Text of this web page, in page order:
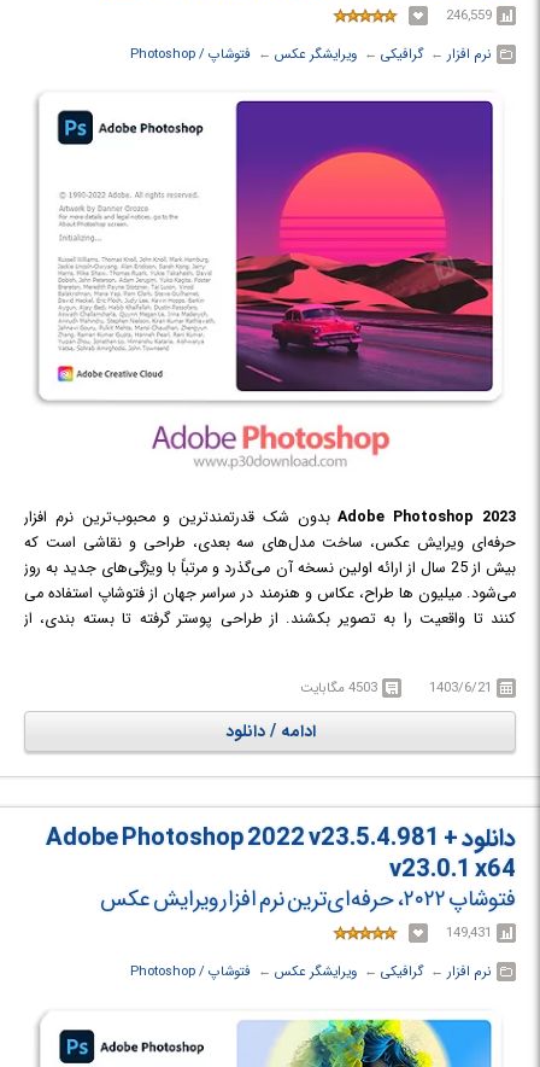
246,559
نرم افزار ← ‏گرافیکی ← ‏ ویرایشگر عکس ← ‏ فتوشاپ / Photoshop
Adobe Photoshop 2023
بدون شک قدرتمندترین و محبوب‌ترین نرم افزار
حرفه‌ای ویرایش عکس، ساخت مدل‌های سه بعدی، طراحی و نقاشی است که
بیش از 25 سال از ارائه اولین نسخه آن می‌گذرد و مرتباً با ویژگی‌های جدید به روز
می‌شود. میلیون ها طراح، عکاس و هنرمند در سراسر جهان از فتوشاپ استفاده می
کنند تا واقعیت را به تصویر بکشند. از طراحی پوستر گرفته تا بسته بندی، از
حرکت نگه می دارد. با استفاده از ابزارهای بصری و تنظیمات و ابزارها، حتی
مبتدی ها می توانند گرافیک های شگفت انگیزی را ایجاد کنند.
در این نرم افزار امکاناتی چون بهبود نقاشی سه بعدی، ابزارهای کامل‌تری برای
ویرایش تصویر، ابزارهای انتخاب تصویر بهتر، بزرگنمایی عکس با کمترین افت
جدید دیگر قرار داده شده است.
1403/6/21 4503 مگابایت
ادامه / دانلود
دانلود Adobe Photoshop 2022 v23.5.4.981 +
v23.0.1 x64
فتوشاپ ۲۰۲۲، حرفه‌ای‌ترین نرم افزار ویرایش عکس
149,431
نرم افزار ← ‏گرافیکی ← ‏ ویرایشگر عکس ← ‏ فتوشاپ / Photoshop